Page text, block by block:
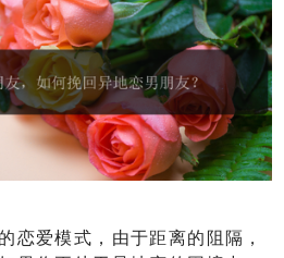
恋爱模式，由于距离的阻隔，